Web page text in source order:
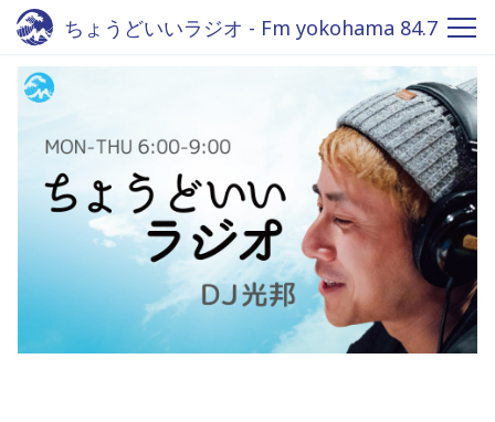
ちょうどいいラジオ - Fm yokohama 84.7